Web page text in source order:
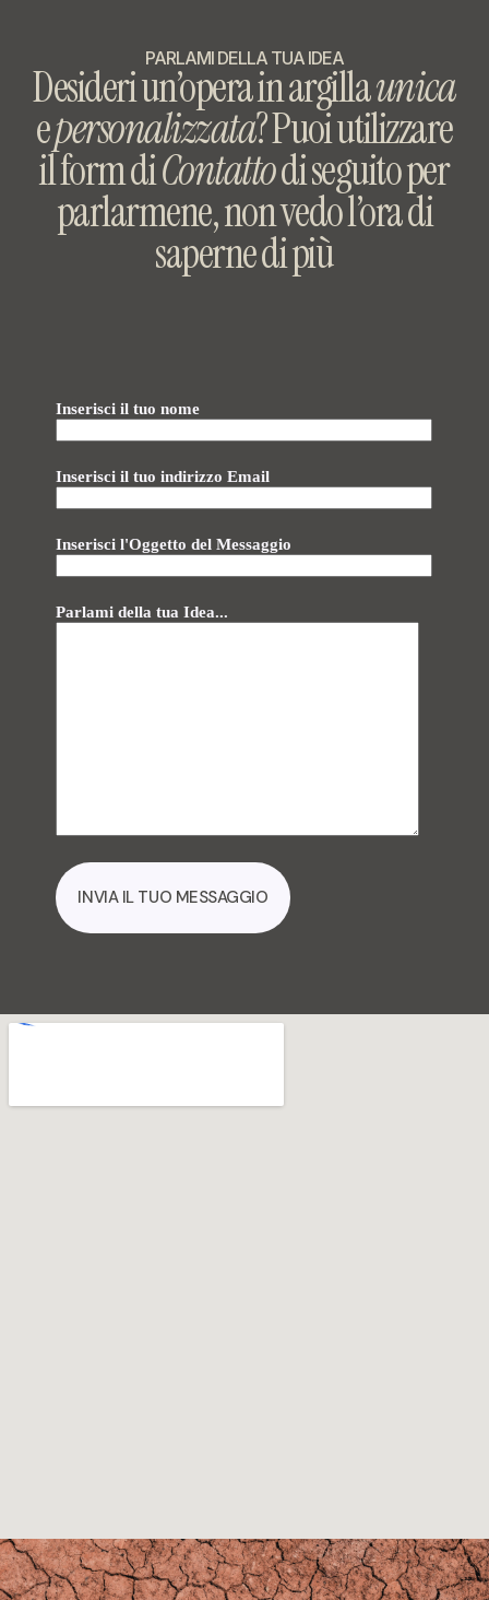
PARLAMI DELLA TUA IDEA
Desideri un’opera in argillaunica
epersonalizzata? Puoi utilizzare
il form diContattodi seguito per
parlarmene, non vedo l’ora di
saperne di più
Inserisci il tuo nome
Inserisci il tuo indirizzo Email
Inserisci l'Oggetto del Messaggio
Parlami della tua Idea...